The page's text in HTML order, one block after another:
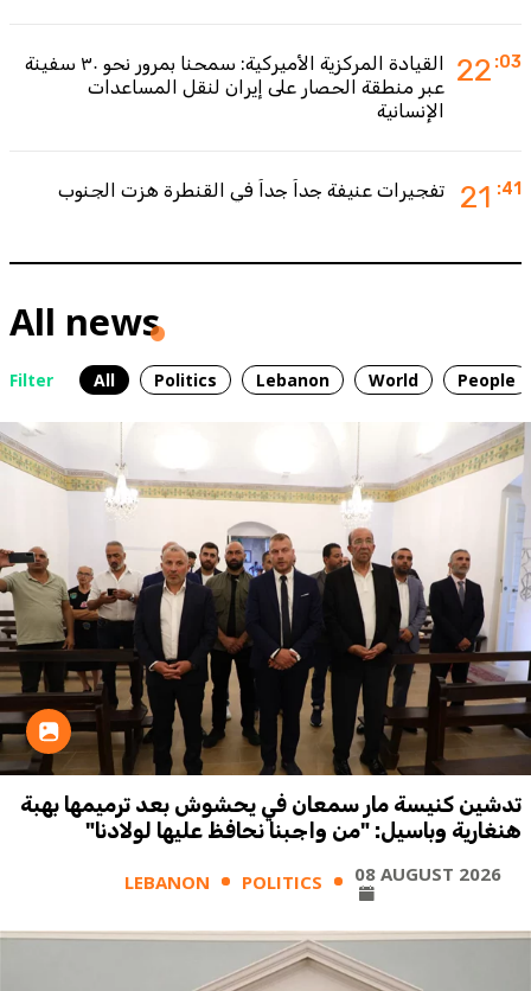
22 :03
القيادة المركزية الأميركية: سمحنا بمرور نحو ٣٠ سفينة
عبر منطقة الحصار على إيران لنقل المساعدات
الإنسانية
21 :41 تفجيرات عنيفة جداً جداً في القنطرة هزت الجنوب
All news
Filter All Politics Lebanon World People
تدشين كنيسة مار سمعان في يحشوش بعد ترميمها بهبة
هنغارية وباسيل: "من واجبنا نحافظ عليها لولادنا"
LEBANON POLITICS 08 AUGUST 2026